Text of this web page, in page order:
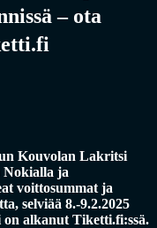
– ota
Kouvolan Lakritsi
Nokialla ja
voittosummat ja
selviää 8.-9.2.2025
alkanut Tiketti.fi:ssä.